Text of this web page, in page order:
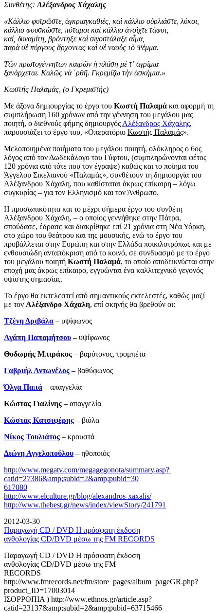
Συνθέτης: Αλέξανδρος Χάχαλης
«Κάλλιο φυτρῶστε, ἀγκριαγκαθιές, καὶ κάλλιο οὐρλιάστε, λύκοι,
κάλλιο φουσκῶστε, πόταμοι καὶ κάλλιο ἀνοῖχτε τάφοι,
καί, δυναμίτη, βρόντηξε καὶ σιγοστάλαξε αἷμα,
παρὰ σὲ πύργους ἄρχοντας καὶ σὲ ναοὺς τὸ Ψέμμα.
Τῶν πρωτογέννητων καιρῶν ἡ πλάση μὲ τ᾿ ἀγρίμια
ξανάρχεται. Καλῶς νὰ ῾ρθῆ. Γκρεμίζω τὴν ἀσκήμια.»
Κωστής Παλαμάς, (ο Γκρεμιστής)
Με άξονα δημιουργίας το έργο του Κωστή Παλαμά και αφορμή τη
συμπλήρωση 160 χρόνων από την γέννηση του μεγάλου μας
ποιητή, ο διεθνούς φήμης δημιουργός Αλέξανδρος Χάχαλης,
παρουσιάζει το έργο του, «Οπερατόριο Κωστής Παλαμάς».
Μελοποιημένα ποιήματα του μεγάλου ποιητή, ολόκληρος ο 6ος
λόγος από τον Δωδεκάλογο του Γύφτου, (συμπληρώνονται φέτος
120 χρόνια από τότε που τον έγραψε) καθώς και το ποίημα του
Άγγελου Σικελιανού «Παλαμάς», συνθέτουν τη δημιουργία του
Αλέξανδρου Χάχαλη, που καθίσταται άκρως επίκαιρη – λόγω
συγκυρίας – για τον Ελληνισμό και τον Άνθρωπο.
Η προσωπικότητα και το μέχρι σήμερα έργο του συνθέτη
Αλέξανδρου Χάχαλη, – ο οποίος γεννήθηκε στην Πάτρα,
σπούδασε, έδρασε και διακρίθηκε επί 21 χρόνια στη Νέα Υόρκη,
στο χώρο του θεάτρου και της μουσικής, ενώ το έργο του
προβάλλεται στην Ευρώπη και στην Ελλάδα ποικιλοτρόπως και με
ενθουσιώδη ανταπόκριση από το κοινό, σε συνδυασμό με το έργο
του μεγάλου ποιητή Κωστή Παλαμά, το οποίο αποδεικνύεται στην
εποχή μας άκρως επίκαιρο, εγγυώνται ένα καλλιτεχνικό γεγονός
υψίστης σημασίας.
Το έργο θα εκτελεστεί από σημαντικούς εκτελεστές, καθώς μαζί
με τον Αλέξανδρο Χάχαλη, επί σκηνής θα βρεθούν οι:
Τζένη Δριβάλα – υψίφωνος
Αγάπη Παπαμήτσου – υψίφωνος
Θοδωρής Μπιράκος – βαρύτονος, τρομπέτα
Γαβριήλ Αντωνέλος – βαθύφωνος
Όλγα Παπά – απαγγελία
Κώστας Γιαλίνης ­– απαγγελία
Κώστας Κατσιφέρης – βιόλα
Νίκος Τουλιάτος – κρουστά
Διώνη Αγγελοπούλου – ηθοποιός
http://www.megatv.com/megagegonota/summary.asp?
catid=27386&amp;subid=2&amp;pubid=30
617080
http://www.elculture.gr/blog/alexandros-xaxalis/
http://www.thebest.gr/news/index/viewStory/241791
2012-03-30
Παραγωγή CD / DVD Η πρόσφατη έκδοση
ανθολογίας CD/DVD μέσω της FM RECORDS
Παραγωγή CD / DVD Η πρόσφατη έκδοση
ανθολογίας CD/DVD μέσω της FM
RECORDS
http://www.fmrecords.net/fm/store_pages/album_pageGR.php?
product_ID=17003014
ΙΣΟΡΡΟΠΙΑ ) http://www.ethnos.gr/article.asp?
catid=23137&amp;subid=2&amp;pubid=63715466